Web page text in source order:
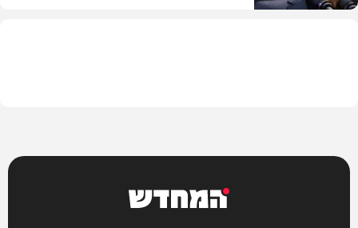
המחדש